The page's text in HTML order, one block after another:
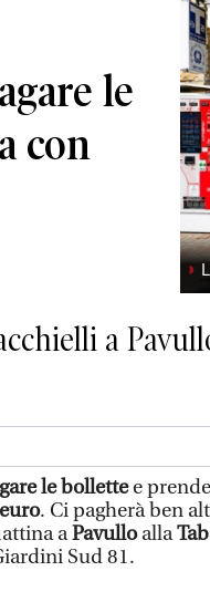
le
con
◗
a
le bollettee
. Ci pagherà ben
aPavulloalla
Sud 81.